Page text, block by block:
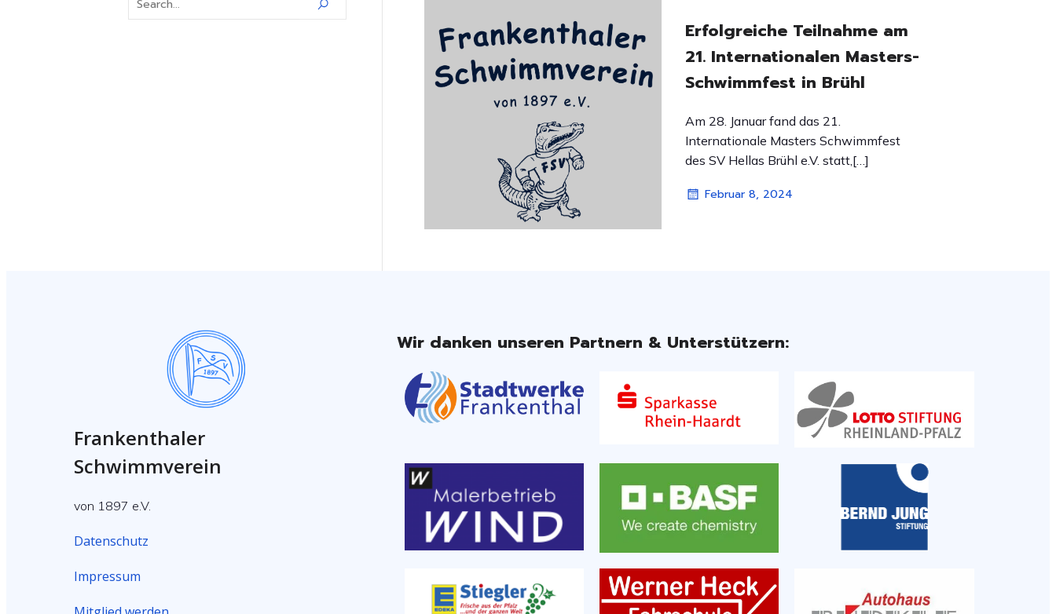
Erfolgreiche Teilnahme am
21. Internationalen Masters-
Schwimmfest in Brühl
Am 28. Januar fand das 21.
Internationale Masters Schwimmfest
des SV Hellas Brühl e.V. statt,[…]
Februar 8, 2024
Frankenthaler
Schwimmverein
von 1897 e.V.
Datenschutz
Impressum
Wir danken unseren Partnern & Unterstützern: